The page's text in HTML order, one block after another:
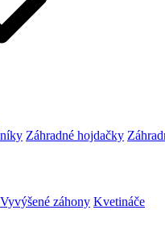
Záhradné hojdačky
Vyvýšené záhony Kvetináče